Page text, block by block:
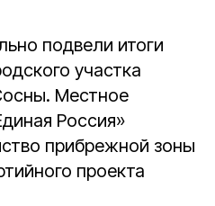
подвели итоги
участка
Местное
Россия»
прибрежной зоны
проекта